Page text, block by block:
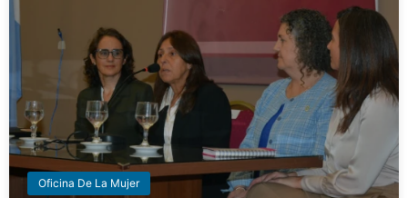
Oficina De La Mujer